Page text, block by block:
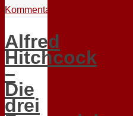
Kommentare
Alfred
Hitchcock
–
Die
drei